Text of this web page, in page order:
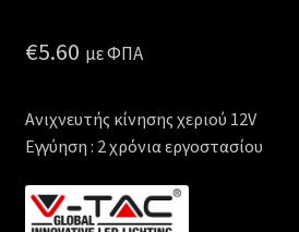
€5.60 με ΦΠΑ
Ανιχνευτής κίνησης χεριού 12V
Εγγύηση : 2 χρόνια εργοστασίου